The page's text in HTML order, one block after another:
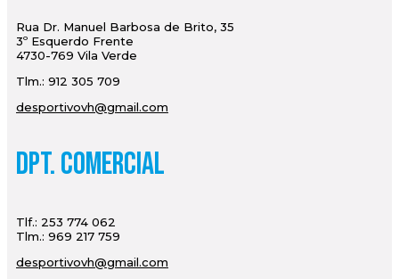
Rua Dr. Manuel Barbosa de Brito, 35
3º Esquerdo Frente
4730-769 Vila Verde
Tlm.: 912 305 709
desportivovh@gmail.com
Dpt. Comercial
Tlf.: 253 774 062
Tlm.: 969 217 759
desportivovh@gmail.com